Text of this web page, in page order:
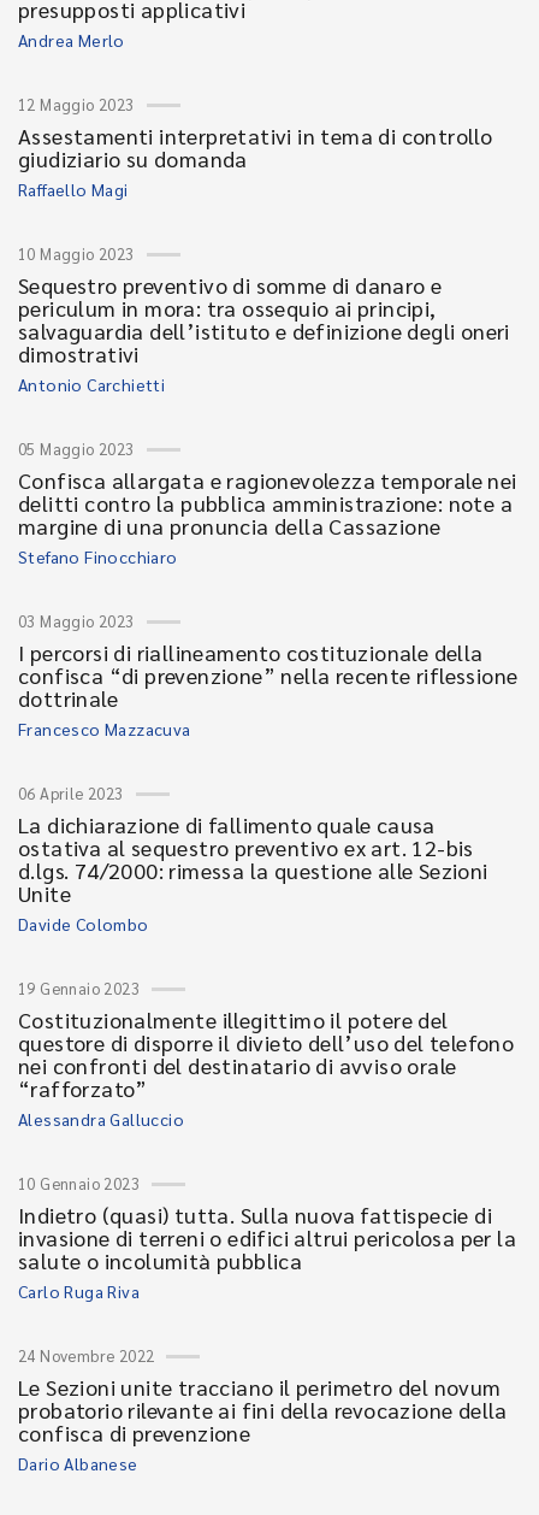
presupposti applicativi
Andrea Merlo
12 Maggio 2023
Assestamenti interpretativi in tema di controllo
giudiziario su domanda
Raffaello Magi
10 Maggio 2023
Sequestro preventivo di somme di danaro e
periculum in mora: tra ossequio ai principi,
salvaguardia dell’istituto e definizione degli oneri
dimostrativi
Antonio Carchietti
05 Maggio 2023
Confisca allargata e ragionevolezza temporale nei
delitti contro la pubblica amministrazione: note a
margine di una pronuncia della Cassazione
Stefano Finocchiaro
03 Maggio 2023
I percorsi di riallineamento costituzionale della
confisca “di prevenzione” nella recente riflessione
dottrinale
Francesco Mazzacuva
06 Aprile 2023
La dichiarazione di fallimento quale causa
ostativa al sequestro preventivo ex art. 12-bis
d.lgs. 74/2000: rimessa la questione alle Sezioni
Unite
Davide Colombo
19 Gennaio 2023
Costituzionalmente illegittimo il potere del
questore di disporre il divieto dell’uso del telefono
nei confronti del destinatario di avviso orale
“rafforzato”
Alessandra Galluccio
10 Gennaio 2023
Indietro (quasi) tutta. Sulla nuova fattispecie di
invasione di terreni o edifici altrui pericolosa per la
salute o incolumità pubblica
Carlo Ruga Riva
24 Novembre 2022
Le Sezioni unite tracciano il perimetro del novum
probatorio rilevante ai fini della revocazione della
confisca di prevenzione
Dario Albanese